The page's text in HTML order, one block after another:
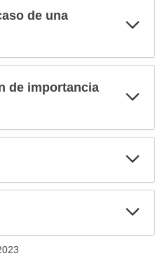
de una
de importancia